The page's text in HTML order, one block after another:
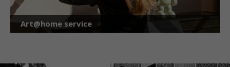
Art@home service